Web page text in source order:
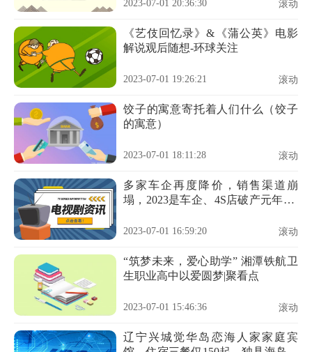
2023-07-01 20:36:30 滚动
《艺伎回忆录》&《蒲公英》电影
解说观后随想-环球关注
2023-07-01 19:26:21 滚动
饺子的寓意寄托着人们什么（饺子
的寓意）
2023-07-01 18:11:28 滚动
多家车企再度降价，销售渠道崩
塌，2023是车企、4S店破产元年？-
2023-07-01 16:59:20 滚动
“筑梦未来，爱心助学” 湘潭铁航卫
生职业高中以爱圆梦|聚看点
2023-07-01 15:46:36 滚动
辽宁兴城觉华岛恋海人家家庭宾